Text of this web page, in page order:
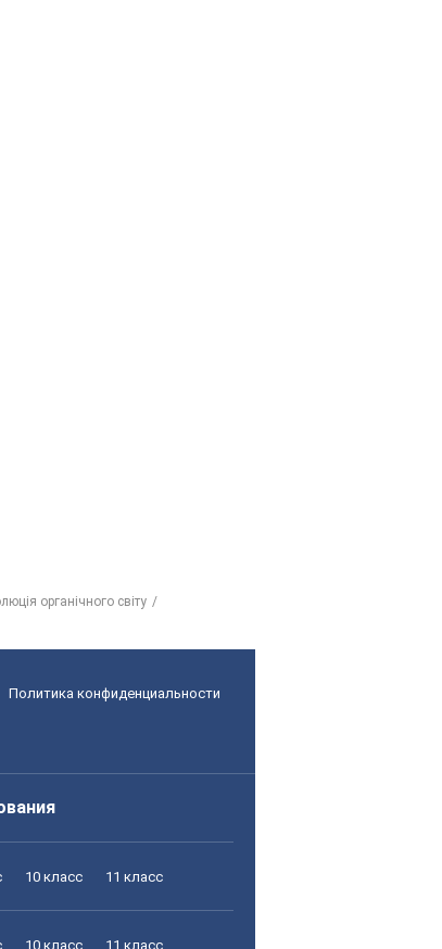
органічного світу
Политика конфиденциальности
10 класс 11 класс
10 класс 11 класс